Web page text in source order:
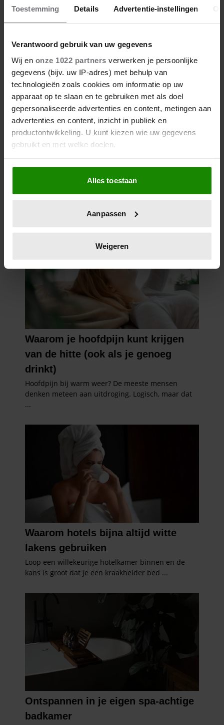
Toestemming Details Advertentie-instellingen
Verantwoord gebruik van uw gegevens
Wij en onze 1022 partners verwerken je persoonlijke
gegevens (bijv. uw IP-adres) met behulp van
technologieën zoals cookies om informatie op uw
apparaat op te slaan en te gebruiken met als doel
gepersonaliseerde advertenties en content, metingen aan
advertenties en content, inzicht in publiek en
productontwikkeling. U kunt kiezen wie uw gegevens
gebruikt en met welke doelen.
Als u het toestaat, willen we ook graag:
Informatie verzamelen over uw geografische
locatie, die tot een paar meter nauwkeurig kan zijn
scannen op specifieke eigenschappen (fingerprinting)
verwerkt en stel uw voorkeuren in het
intrekken in de Cookieverklaring.
We gebruiken cookies om content en advertenties te
personaliseren, om functies voor social media te bieden
en om ons websiteverkeer te analyseren. Ook delen we
informatie over uw gebruik van onze site met onze
partners voor social media, adverteren en analyse. Deze
partners kunnen deze gegevens combineren met andere
informatie die u aan ze heeft verstrekt of die ze hebben
verzameld op basis van uw gebruik van hun services. U
gaat akkoord met onze cookies als u onze website blijft
Alles toestaan
Aanpassen
Weigeren